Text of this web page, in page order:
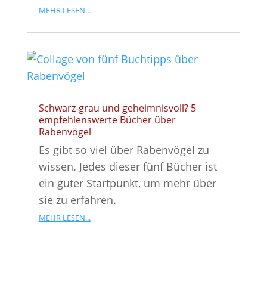
mehr lesen...
Schwarz-grau und geheimnisvoll? 5
empfehlenswerte Bücher über
Rabenvögel
Es gibt so viel über Rabenvögel zu
wissen. Jedes dieser fünf Bücher ist
ein guter Startpunkt, um mehr über
sie zu erfahren.
mehr lesen...